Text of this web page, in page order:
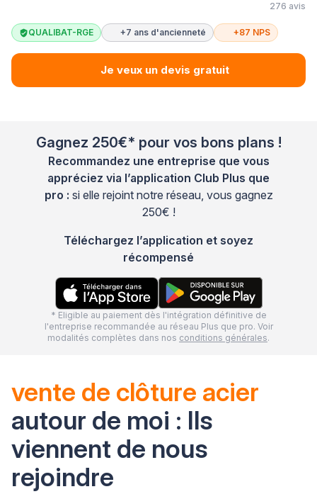
276 avis
QUALIBAT-RGE +7 ans d'ancienneté +87 NPS
Je veux un devis gratuit
Gagnez 250€* pour vos bons plans !
Recommandez une entreprise que vous
appréciez via l’application Club Plus que
pro : si elle rejoint notre réseau, vous gagnez
250€ !
Téléchargez l’application et soyez
récompensé
* Eligible au paiement dès l'intégration définitive de
l'entreprise recommandée au réseau Plus que pro. Voir
modalités complètes dans nos conditions générales.
vente de clôture acier
autour de moi : Ils
viennent de nous
rejoindre